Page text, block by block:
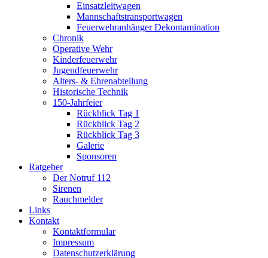
Einsatzleitwagen
Mannschaftstransportwagen
Feuerwehranhänger Dekontamination
Chronik
Operative Wehr
Kinderfeuerwehr
Jugendfeuerwehr
Alters- & Ehrenabteilung
Historische Technik
150-Jahrfeier
Rückblick Tag 1
Rückblick Tag 2
Rückblick Tag 3
Galerie
Sponsoren
Ratgeber
Der Notruf 112
Sirenen
Rauchmelder
Links
Kontakt
Kontaktformular
Impressum
Datenschutzerklärung